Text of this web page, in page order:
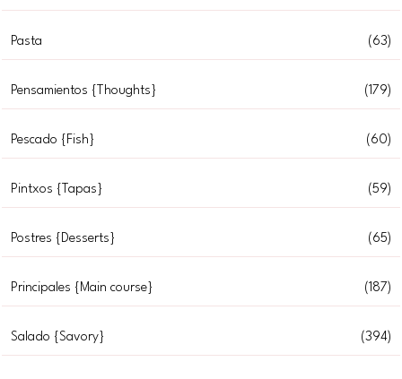
Pasta (63)
Pensamientos {Thoughts} (179)
Pescado {Fish} (60)
Pintxos {Tapas} (59)
Postres {Desserts} (65)
Principales {Main course} (187)
Salado {Savory} (394)